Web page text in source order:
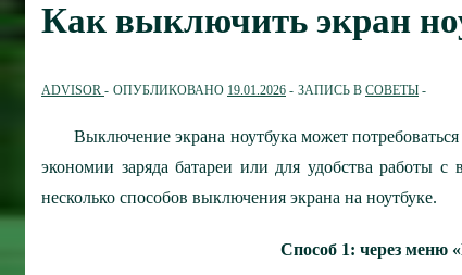
Как выключить экран
ADVISOR ОПУБЛИКОВАНО 19.01.2026 ЗАПИСЬ В СОВЕТЫ
Выключение экрана ноутбука может
экономии заряда батареи или для удобства работы
несколько способов выключения экрана на ноутбуке.
Способ 1: через меню